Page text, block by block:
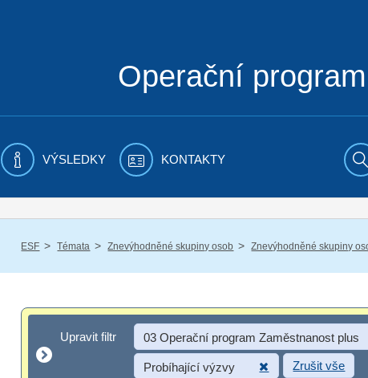
Operační program
VÝSLEDKY KONTAKTY
ESF / Témata / Znevýhodněné skupiny osob / Znevýhodněné skupiny
Upravit filtr
Upravit filtr 03 Operační program Zaměstnanost plus
Probíhající výzvy Zrušit vše